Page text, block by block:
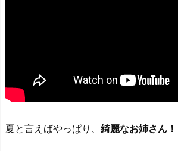
夏と言えばやっぱり、 綺麗なお姉さん！